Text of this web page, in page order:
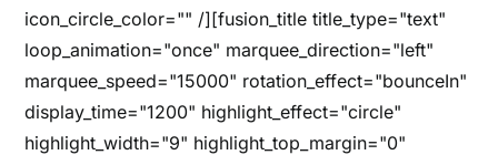
icon_circle_color="" /][fusion_title title_type="text"
loop_animation="once" marquee_direction="left"
marquee_speed="15000" rotation_effect="bounceIn"
display_time="1200" highlight_effect="circle"
highlight_width="9" highlight_top_margin="0"